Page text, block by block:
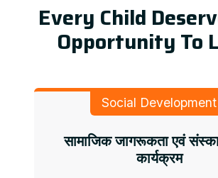
Every Child
Opportunity To
Social Development
सामाजिक जागरूकता एवं
कार्यक्रम